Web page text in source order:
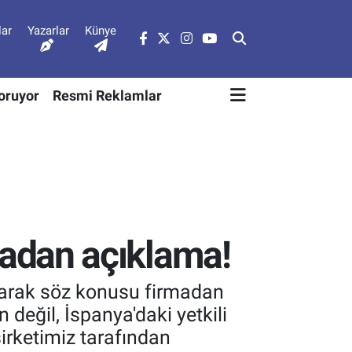
Yazarlar Künye
Resmi Reklamlar
açıklama!
söz konusu firmadan
değil, İspanya'daki yetkili
tarafından